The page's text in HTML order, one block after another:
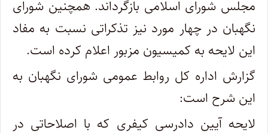
مجلس شورای اسلامی بازگرداند. همچنین شورای
نگهبان در چهار مورد نیز تذکراتی نسبت به مفاد
این لایحه به کمیسیون مزبور اعلام کرده است.
گزارش اداره کل روابط عمومی شورای نگهبان به
این شرح است:
لایحه آیین دادرسی کیفری که با اصلاحاتی در